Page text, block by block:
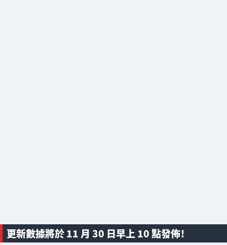
更新數據將於 11 月 30 日早上 10 點發佈！